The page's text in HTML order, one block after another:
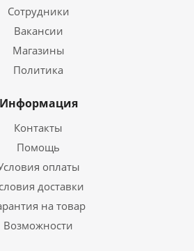
Сотрудники
Вакансии
Магазины
Политика
Информация
Контакты
Помощь
оплаты
доставки
на товар
Возможности